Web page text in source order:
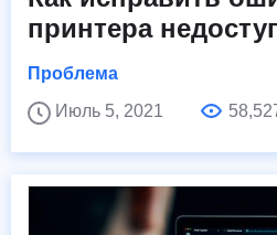
принтера
Проблема
Июль 5, 2021